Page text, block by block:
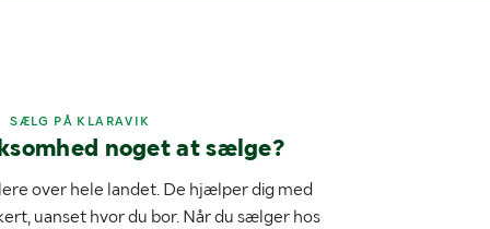
SÆLG PÅ KLARAVIK
noget at sælge?
over hele landet. De hjælper dig med
uanset hvor du bor. Når du sælger hos